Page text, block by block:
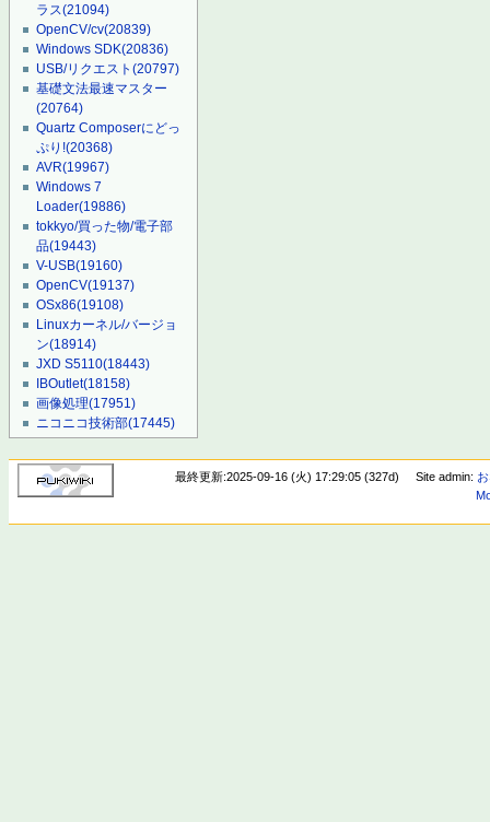
ラス(21094)
OpenCV/cv(20839)
Windows SDK(20836)
USB/リクエスト(20797)
基礎文法最速マスター
(20764)
Quartz Composerにどっ
ぷり!(20368)
AVR(19967)
Windows 7
Loader(19886)
tokkyo/買った物/電子部
品(19443)
V-USB(19160)
OpenCV(19137)
OSx86(19108)
Linuxカーネル/バージョ
ン(18914)
JXD S5110(18443)
IBOutlet(18158)
画像処理(17951)
ニコニコ技術部(17445)
最終更新:2025-09-16 (火) 17:29:05 (327d) Site admin: